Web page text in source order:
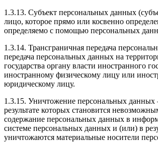
1.3.13. Субъект персональных данных
лицо, которое прямо или косвенно
определяемо с помощью персональных
1.3.14. Трансграничная передача
передача персональных данных на
государства органу власти иностранного
иностранному физическому лицу или
юридическому лицу.
1.3.15. Уничтожение персональных данных
результате которых становится
содержание персональных данных в
системе персональных данных и (или) в
уничтожаются материальные носители